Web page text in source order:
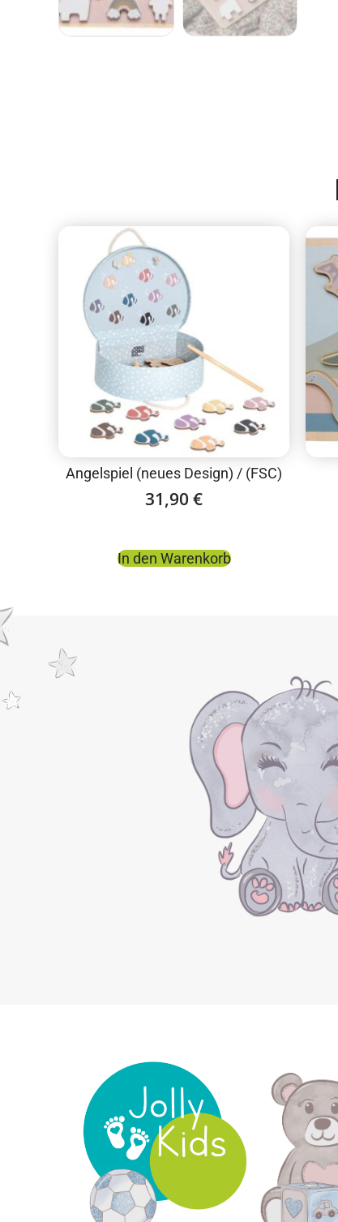
Angelspiel (neues Design) / (FSC)
31,90 €
In den Warenkorb